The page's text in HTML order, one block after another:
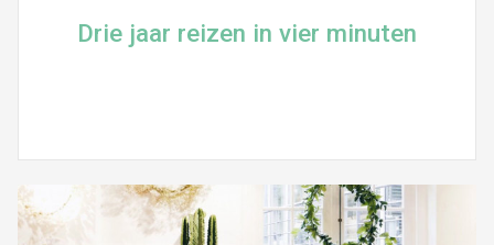
Drie jaar reizen in vier minuten